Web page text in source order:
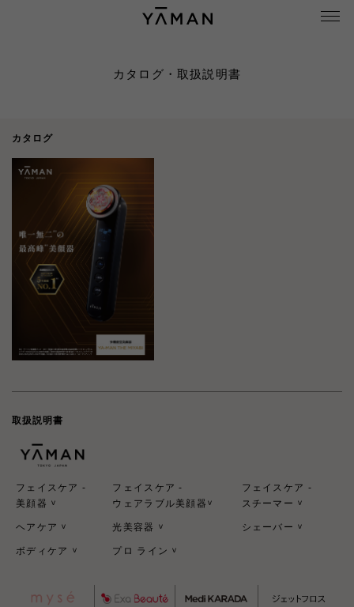
カタログ・取扱説明書
カタログ
取扱説明書
フェイスケア -
美顔器
>
フェイスケア -
ウェアラブル美顔器>
フェイスケア -
スチーマー
>
ヘアケア > 光美容器 > シェーバー >
ボディケア > プロ ライン >